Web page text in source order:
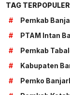
TAG TERPOPULER
#
Pemkab
#
PTAM Intan
#
Pemkab
#
Kabupaten
#
Pemko